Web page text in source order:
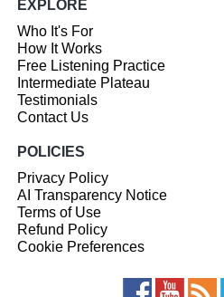
EXPLORE
Who It's For
How It Works
Free Listening Practice
Intermediate Plateau
Testimonials
Contact Us
POLICIES
Privacy Policy
AI Transparency Notice
Terms of Use
Refund Policy
Cookie Preferences